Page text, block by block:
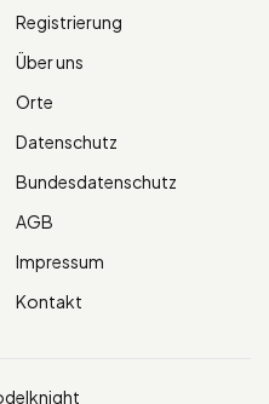
Registrierung
Über uns
Orte
Datenschutz
Bundesdatenschutz
AGB
Impressum
Kontakt